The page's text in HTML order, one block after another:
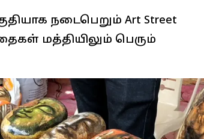
நடைபெறும் Art Street
மத்தியிலும் பெரும்